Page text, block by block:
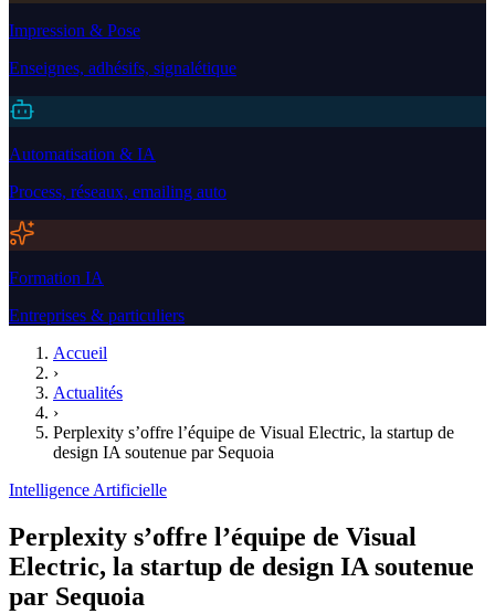
Impression & Pose
Enseignes, adhésifs, signalétique
Automatisation & IA
Process, réseaux, emailing auto
Formation IA
Entreprises & particuliers
Accueil
›
Actualités
›
Perplexity s’offre l’équipe de Visual Electric, la startup de
design IA soutenue par Sequoia
Intelligence Artificielle
Perplexity s’offre l’équipe de Visual
Electric, la startup de design IA soutenue
par Sequoia